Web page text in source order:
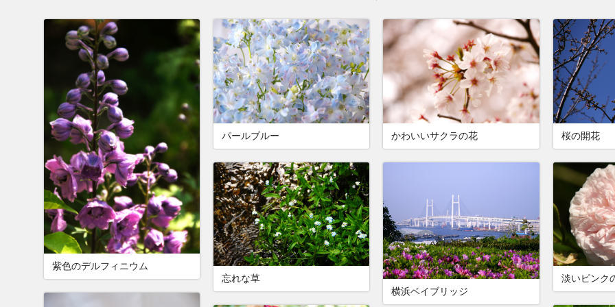
紫色のデルフィニウム
パールブルー かわいいサクラの花 桜の開花
横浜ベイブリッジ
忘れな草 淡いピンク